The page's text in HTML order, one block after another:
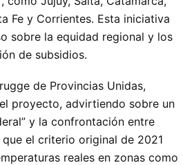
Fe y Corrientes. Esta iniciativa
sobre la equidad regional y los
de subsidios.
de Provincias Unidas,
proyecto, advirtiendo sobre un
y la confrontación entre
el criterio original de 2021
reales en zonas como